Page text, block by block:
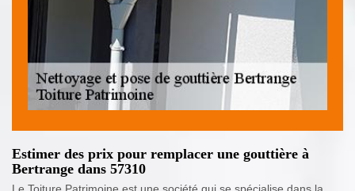
Estimer des prix pour remplacer une gouttière à
Bertrange dans 57310